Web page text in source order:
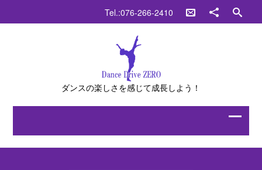
Tel.:076-266-2410
ダンスの楽しさを感じて成長しよう！